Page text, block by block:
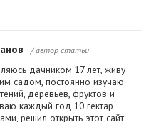
/ автор статьи
дачником 17 лет, живу
садом, постоянно изучаю
деревьев, фруктов и
каждый год 10 гектар
решил открыть этот сайт